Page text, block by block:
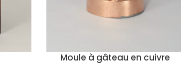
Moule à gâteau en cuivre